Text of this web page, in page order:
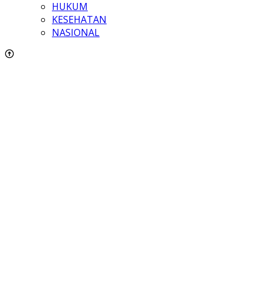
HUKUM
KESEHATAN
NASIONAL